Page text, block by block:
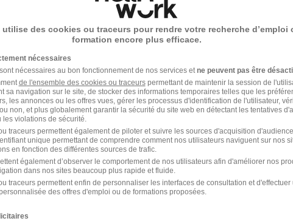
Python H/F
H/F
utilise des cookies ou traceurs pour rendre votre recherche d’emploi
formation encore plus efficace.
nécessaires
nécessaires au bon fonctionnement de nos services et ne peuvent pas être
de l'ensemble des cookies ou traceurspermettant de maintenir la session de
sa navigation sur le site, de stocker des informations temporaires telles que les
les annonces ou les offres vues, gérer les processus d'identification de l'utilisateur,
non, et plus globalement garantir la sécurité du site web en détectant les tentatives
violations de sécurité.
traceurs permettent également de piloter et suivre les sources d'acquisition
unique permettant de comprendre comment nos utilisateurs naviguent sur nos
en fonction des différentes sources de trafic.
également d’observer le comportement de nos utilisateurs afin d'améliorer nos
dans nos sites beaucoup plus rapide et fluide.
traceurs permettent enfin de personnaliser les interfaces de consultation et d'effectuer
des offres d'emploi ou de formations proposées.